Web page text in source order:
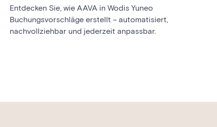
Entdecken Sie, wie AAVA in Wodis Yuneo
Buchungsvorschläge erstellt – automatisiert,
nachvollziehbar und jederzeit anpassbar.